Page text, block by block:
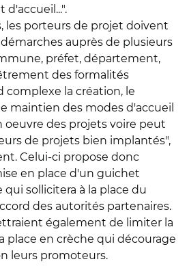
les porteurs de projet doivent
auprès de plusieurs
préfet, département,
des formalités
complexe la création, le
maintien des modes d'accueil
oeuvre des projets voire peut
de projets bien implantés",
Celui-ci propose donc
en place d'un guichet
sollicitera à la place du
des autorités partenaires.
également de limiter la
place en crèche qui décourage
leurs promoteurs.